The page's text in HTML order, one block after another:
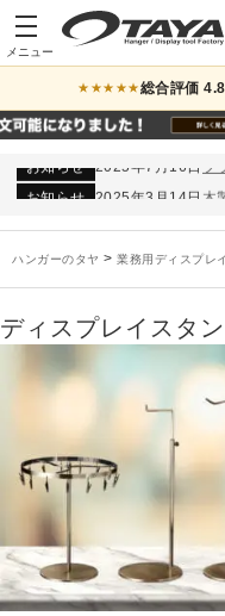
★★★★★総合評価
お知らせ 2024年12月12日
お知らせ 2026年3月7日
お知らせ 2025年3月14日
お知らせ
2025年3月14日 木
未分類 2024年12月19日
2024年12月12日
ハンガーのタヤ > 業務用ディスプレ
ディスプレイスタ